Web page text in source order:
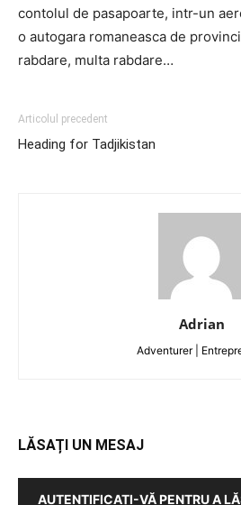
contolul de pasapoarte, intr-un
o autogara romaneasca de
rabdare, multa rabdare…
Articolul precedent
Heading for Tadjikistan
Adrian
Adventurer |
LĂSAȚI UN MESAJ
AUTENTIFICAȚI-VĂ PENTRU A